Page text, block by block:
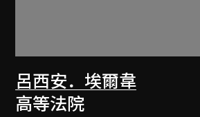
呂西安．埃爾韋
高等法院